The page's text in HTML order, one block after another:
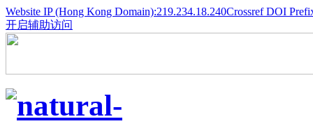
Website IP (Hong Kong Domain):219.234.18.240Crossref DOI
开启辅助访问